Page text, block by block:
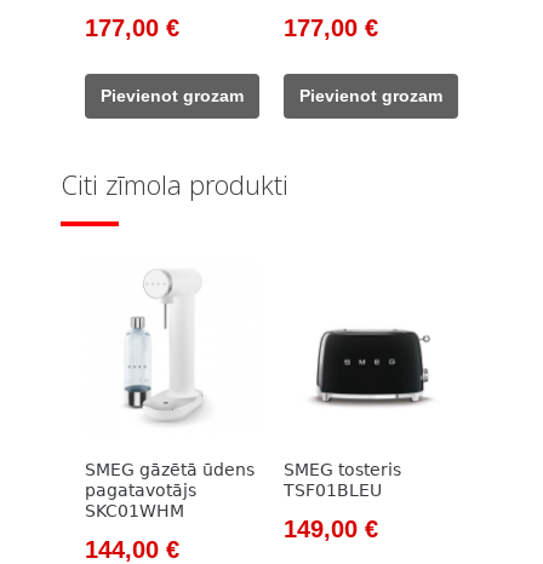
Original
was:
203,00 €.
177,00 €Current
177,00 €.
Pievienot grozam
Original
was:
203,00 €.
177,00 €Current
177,00 €.
Pievienot grozam
Citi zīmola produkti
SMEG gāzētā ūdens
pagatavotājs
SKC01WHM
Original
144,00 €Current
SMEG tosteris
TSF01BLEU
Original
149,00 €Current